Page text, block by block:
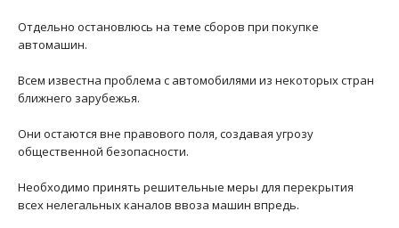
Отдельно остановлюсь на теме сборов при покупке
автомашин.
Всем известна проблема с автомобилями из некоторых стран
ближнего зарубежья.
Они остаются вне правового поля, создавая угрозу
общественной безопасности.
Необходимо принять решительные меры для перекрытия
всех нелегальных каналов ввоза машин впредь.